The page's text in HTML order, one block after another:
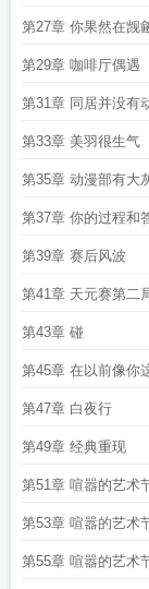
第27章 你果然在觊
貌
第29章 咖啡厅偶遇
第31章 同居并没有
死
第33章 美羽很生气
第35章 动漫部有大
第37章 你的过程和
的可是
第39章 赛后风波
第41章 天元赛第二
第43章 碰
第45章 在以前像你
第47章 白夜行
第49章 经典重现
第51章 喧嚣的艺术
第53章 喧嚣的艺术
第55章 喧嚣的艺术